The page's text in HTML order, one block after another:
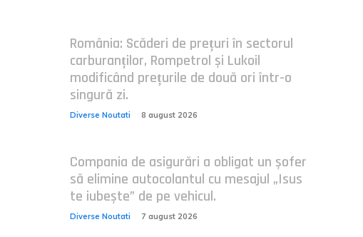
România: Scăderi de prețuri în sectorul
carburanților, Rompetrol și Lukoil
modificând prețurile de două ori într-o
singură zi.
Diverse Noutati 8 august 2026
Compania de asigurări a obligat un șofer
să elimine autocolantul cu mesajul „Isus
te iubește” de pe vehicul.
Diverse Noutati 7 august 2026